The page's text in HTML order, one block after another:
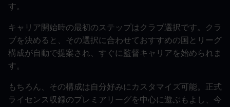
す。
キャリア開始時の最初のステップはクラブ選択です。クラ
ブを決めると、その選択に合わせておすすめの国とリーグ
構成が自動で提案され、すぐに監督キャリアを始められま
す。
もちろん、その構成は自分好みにカスタマイズ可能。正式
ライセンス収録のプレミアリーグを中心に遊ぶもよし、今